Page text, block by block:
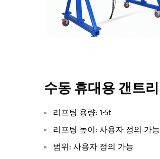
수동 휴대용 갠트
리프팅 용량: 1-5t
리프팅 높이: 사용자 정의 가능
범위: 사용자 정의 가능